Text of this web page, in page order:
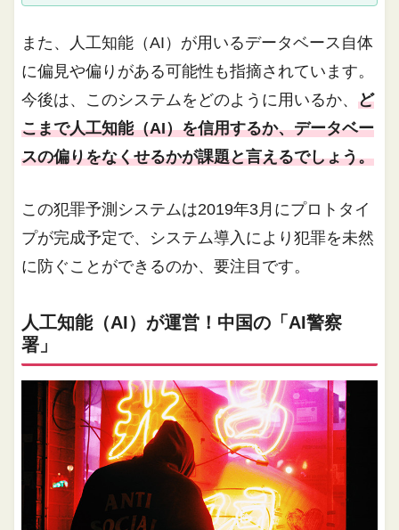
また、人工知能（AI）が用いるデータベース自体
に偏見や偏りがある可能性も指摘されています。
今後は、このシステムをどのように用いるか、ど
こまで人工知能（AI）を信用するか、データベー
スの偏りをなくせるかが課題と言えるでしょう。
この犯罪予測システムは2019年3月にプロトタイ
プが完成予定で、システム導入により犯罪を未然
に防ぐことができるのか、要注目です。
人工知能（AI）が運営！中国の「AI警察
署」